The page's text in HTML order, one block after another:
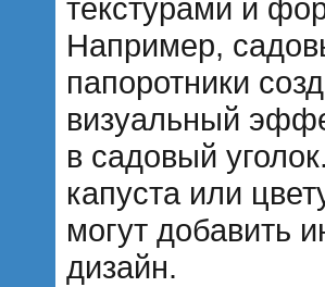
текстурами и
Например,
папоротники
визуальный
в садовый
капуста или
могут добавить
дизайн.